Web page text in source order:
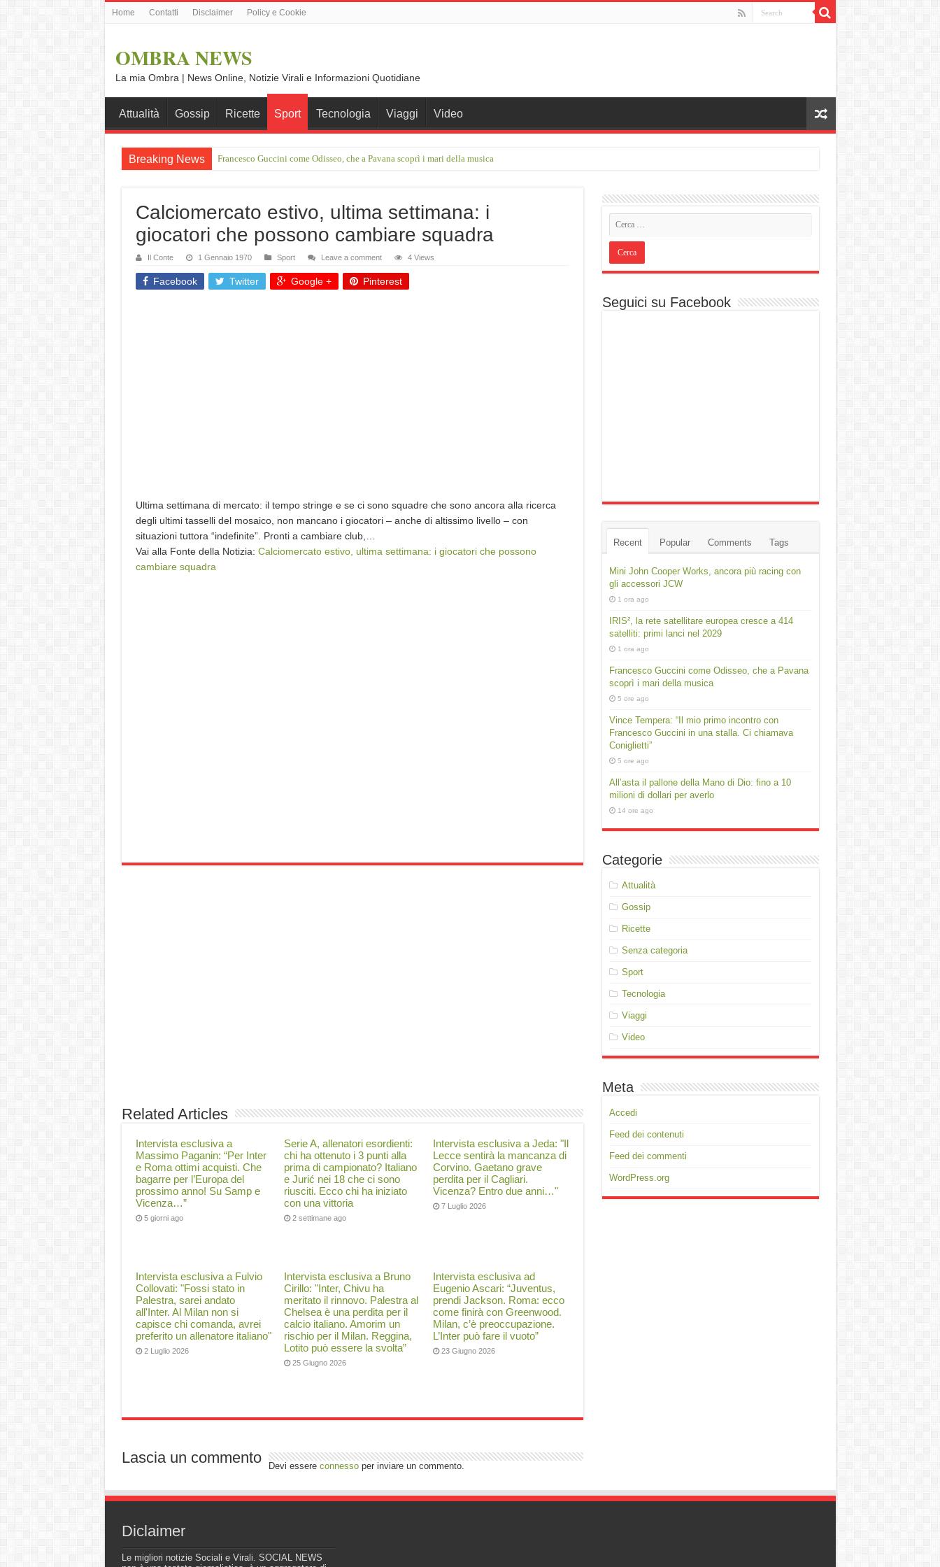
Home Contatti Disclaimer Policy e Cookie
OMBRA NEWS
La mia Ombra | News Online, Notizie Virali e Informazioni Quotidiane
Attualità Gossip Ricette Sport Tecnologia Viaggi Video
Breaking News Francesco Guccini come Odisseo, che a Pavana scoprì i mari della musica
Vince Tempera: “Il mio primo incontro con Francesco Guccini in una stalla. Ci chiamava Coniglietti”
Calciomercato estivo, ultima settimana: i
giocatori che possono cambiare squadra
Il Conte 1 Gennaio 1970 Sport Leave a comment 4 Views
Facebook Twitter Google + Pinterest
Ultima settimana di mercato: il tempo stringe e se ci sono squadre che sono ancora alla ricerca
degli ultimi tasselli del mosaico, non mancano i giocatori – anche di altissimo livello – con
situazioni tuttora “indefinite”. Pronti a cambiare club,…
Vai alla Fonte della Notizia: Calciomercato estivo, ultima settimana: i giocatori che possono
cambiare squadra
Related Articles
Intervista esclusiva a
Massimo Paganin: “Per Inter
e Roma ottimi acquisti. Che
bagarre per l’Europa del
prossimo anno! Su Samp e
Vicenza…”
5 giorni ago
Serie A, allenatori esordienti:
chi ha ottenuto i 3 punti alla
prima di campionato? Italiano
e Jurić nei 18 che ci sono
riusciti. Ecco chi ha iniziato
con una vittoria
2 settimane ago
Intervista esclusiva a Jeda: "Il
Lecce sentirà la mancanza di
Corvino. Gaetano grave
perdita per il Cagliari.
Vicenza? Entro due anni…"
7 Luglio 2026
Intervista esclusiva a Fulvio
Collovati: "Fossi stato in
Palestra, sarei andato
all'Inter. Al Milan non si
capisce chi comanda, avrei
preferito un allenatore italiano"
2 Luglio 2026
Intervista esclusiva a Bruno
Cirillo: "Inter, Chivu ha
meritato il rinnovo. Palestra al
Chelsea è una perdita per il
calcio italiano. Amorim un
rischio per il Milan. Reggina,
Lotito può essere la svolta”
25 Giugno 2026
Intervista esclusiva ad
Eugenio Ascari: “Juventus,
prendi Jackson. Roma: ecco
come finirà con Greenwood.
Milan, c’è preoccupazione.
L’Inter può fare il vuoto”
23 Giugno 2026
Lascia un commento Devi essere connessoper inviare un commento.
Seguici su Facebook
Recent Popular Comments Tags
Mini John Cooper Works, ancora più racing con
gli accessori JCW
1 ora ago
IRIS², la rete satellitare europea cresce a 414
satelliti: primi lanci nel 2029
1 ora ago
Francesco Guccini come Odisseo, che a Pavana
scoprì i mari della musica
5 ore ago
Vince Tempera: “Il mio primo incontro con
Francesco Guccini in una stalla. Ci chiamava
Coniglietti”
5 ore ago
All’asta il pallone della Mano di Dio: fino a 10
milioni di dollari per averlo
14 ore ago
Categorie
Attualità
Gossip
Ricette
Senza categoria
Sport
Tecnologia
Viaggi
Video
Meta
Accedi
Feed dei contenuti
Feed dei commenti
WordPress.org
Diclaimer
Le migliori notizie Sociali e Virali. SOCIAL NEWS